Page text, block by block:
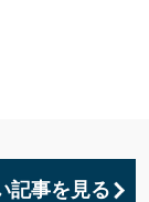
記事を見る